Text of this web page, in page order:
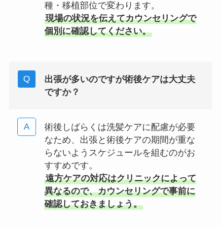
種・移植部位で変わります。
現場の状況を伝えてカウンセリングで
個別に確認してください。
出張が多いのですが術後ケアは大丈夫
ですか？
術後しばらくは洗髪ケアに配慮が必要
なため、出張と術後ケアの期間が重な
らないようスケジュールを組むのがお
すすめです。
遠方ケアの対応はクリニックによって
異なるので、カウンセリングで事前に
確認しておきましょう。